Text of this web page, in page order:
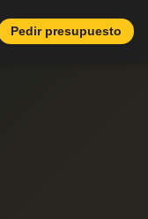
Pedir presupuesto